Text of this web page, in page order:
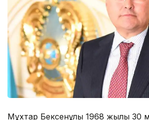
Мұхтар Бексенұлы 1968 жылы 30